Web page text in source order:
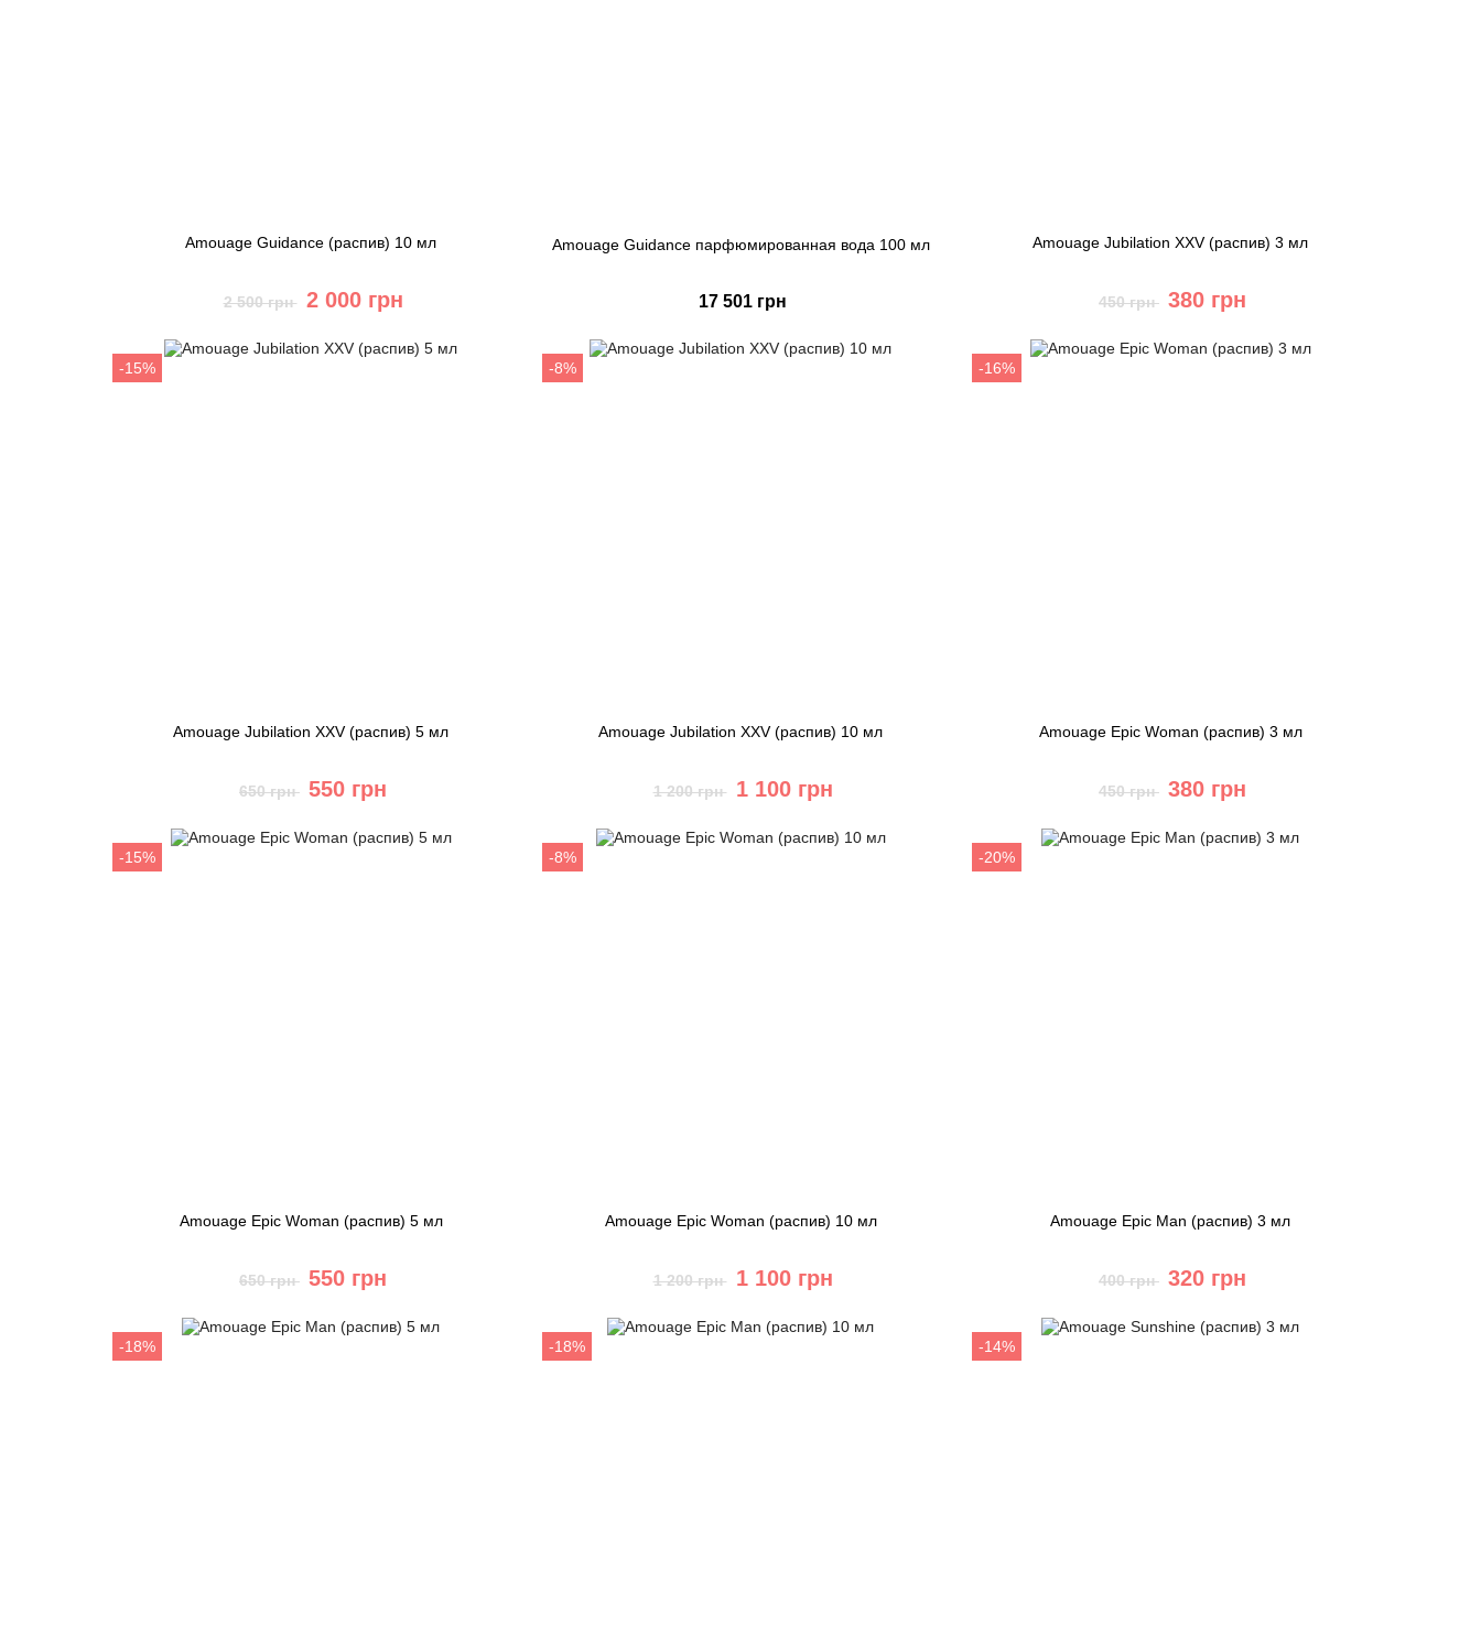
Amouage Guidance (распив) 10 мл
2 500 грн 2 000 грн
Amouage Guidance парфюмированная вода 100 мл
17 501 грн
Amouage Jubilation XXV (распив) 3 мл
450 грн 380 грн
-15%
Amouage Jubilation XXV (распив) 5 мл
650 грн 550 грн
-8%
Amouage Jubilation XXV (распив) 10 мл
1 200 грн 1 100 грн
-16%
Amouage Epic Woman (распив) 3 мл
450 грн 380 грн
-15%
Amouage Epic Woman (распив) 5 мл
650 грн 550 грн
-8%
Amouage Epic Woman (распив) 10 мл
1 200 грн 1 100 грн
-20%
Amouage Epic Man (распив) 3 мл
400 грн 320 грн
-18% -18% -14%